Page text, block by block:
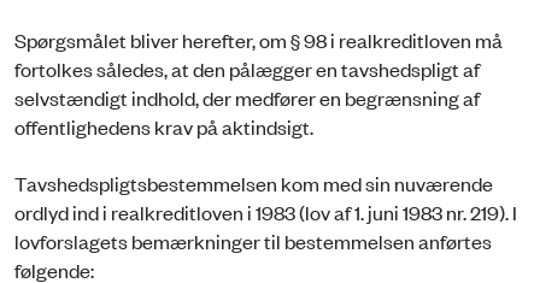
Spørgsmålet bliver herefter, om § 98 i realkreditloven må
fortolkes således, at den pålægger en tavshedspligt af
selvstændigt indhold, der medfører en begrænsning af
offentlighedens krav på aktindsigt.
Tavshedspligtsbestemmelsen kom med sin nuværende
ordlyd ind i realkreditloven i 1983 (lov af 1. juni 1983 nr. 219). I
lovforslagets bemærkninger til bestemmelsen anførtes
følgende: